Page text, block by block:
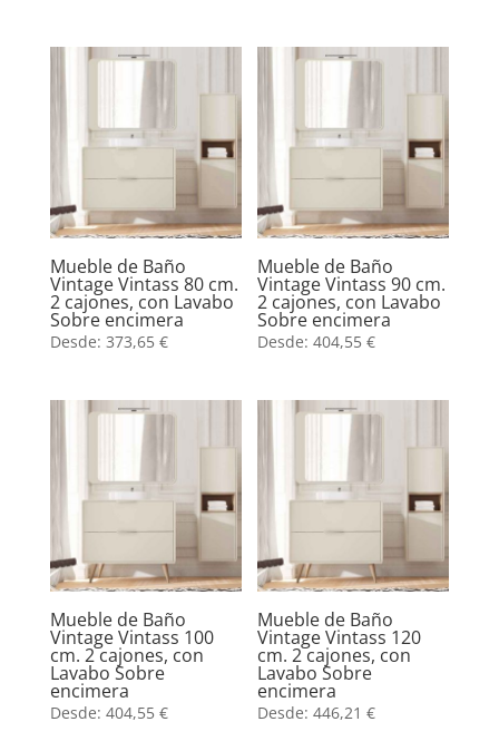
Mueble de Baño
Vintage Vintass 80 cm.
2 cajones, con Lavabo
Sobre encimera
Desde: 373,65 €
Mueble de Baño
Vintage Vintass 90 cm.
2 cajones, con Lavabo
Sobre encimera
Desde:404,55€
Mueble de Baño
Vintage Vintass 100
cm. 2 cajones, con
Lavabo Sobre
encimera
Desde: 404,55 €
Mueble de Baño
Vintage Vintass 120
cm. 2 cajones, con
Lavabo Sobre
encimera
Desde:446,21€